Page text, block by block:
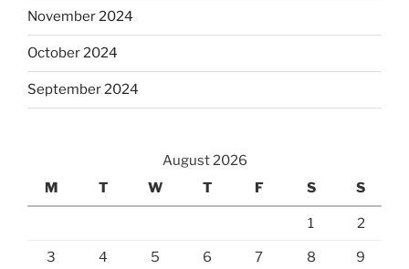
November 2024
October 2024
September 2024
August 2026
M
T W T F S S
1 2
3 4 5 6 7 8 9